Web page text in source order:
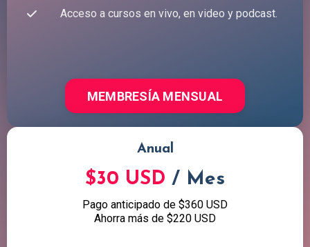
Acceso a cursos en vivo, en video y podcast.
MEMBRESÍA MENSUAL
Anual
$30 USD / Mes
Pago anticipado de $360 USD
Ahorra más de $220 USD